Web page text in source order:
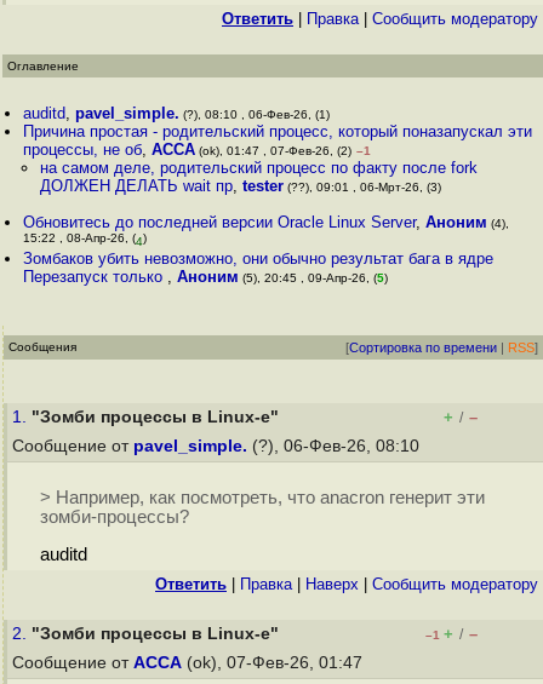
Ответить Правка| Cообщить модератору
Оглавление
auditd,pavel_simple. (?), 08:10 , 06-Фев-26, (1)
Причина простая - родительский процесс, который поназапускал эти
процессы, не об,ACCA (ok), 01:47 , 07-Фев-26, (2) –1
на самом деле, родительский процесс по факту после fork
ДОЛЖЕН ДЕЛАТЬ wait пр, tester(??), 09:01 , 06-Мрт-26, (3)
Обновитесь до последней версии Oracle Linux Server,Аноним (4),
15:22 , 08-Апр-26, (4)
Зомбаков убить невозможно, они обычно результат бага в ядре
Перезапуск только ,Аноним (5), 20:45 , 09-Апр-26, (5)
Сообщения [Сортировка по времени | RSS]
1. "Зомби процессы в Linux-е" + / –
Сообщение от pavel_simple. (?), 06-Фев-26, 08:10
> Например, как посмотреть, что anacron генерит эти
зомби-процессы?
auditd
Ответить Правка| Наверх Cообщить модератору
2. "Зомби процессы в Linux-е" –1 + / –
Сообщение от ACCA (ok), 07-Фев-26, 01:47